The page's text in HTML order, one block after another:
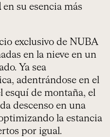
en su esencia más
exclusivo de NUBA
en la nieve en un
Ya sea
adentrándose en el
esquí de montaña, el
descenso en una
la estancia
por igual.